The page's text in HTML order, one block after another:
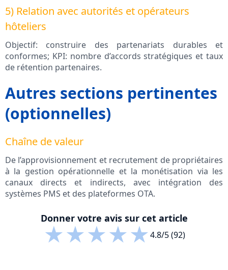
5) Relation avec autorités et opérateurs
hôteliers
Objectif: construire des partenariats durables et
conformes; KPI: nombre d’accords stratégiques et taux
de rétention partenaires.
Autres sections pertinentes
(optionnelles)
Chaîne de valeur
De l’approvisionnement et recrutement de propriétaires
à la gestion opérationnelle et la monétisation via les
canaux directs et indirects, avec intégration des
systèmes PMS et des plateformes OTA.
Donner votre avis sur cet article
★★★★★4.8/5 (92)